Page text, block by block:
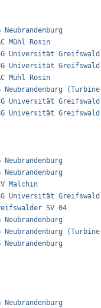
Mühl Rosin
Universität
Universität
LAC Mühl Rosin
Universität
Universität
TSV Malchin
Universität
SV 04
Neubrandenburg
Neubrandenburg
Neubrandenburg
Neubrandenburg